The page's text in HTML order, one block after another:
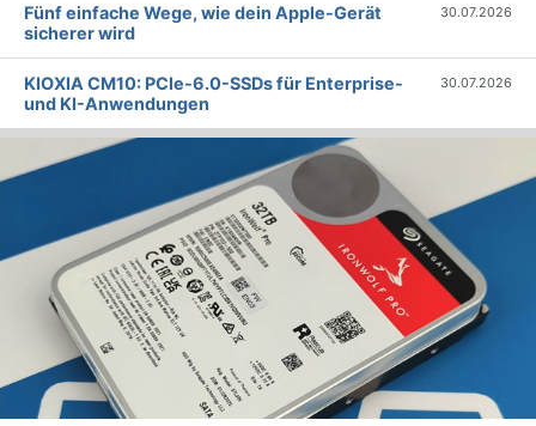
Fünf einfache Wege, wie dein Apple-Gerät
sicherer wird
30.07.2026
KIOXIA CM10: PCIe-6.0-SSDs für Enterprise-
und KI-Anwendungen
30.07.2026